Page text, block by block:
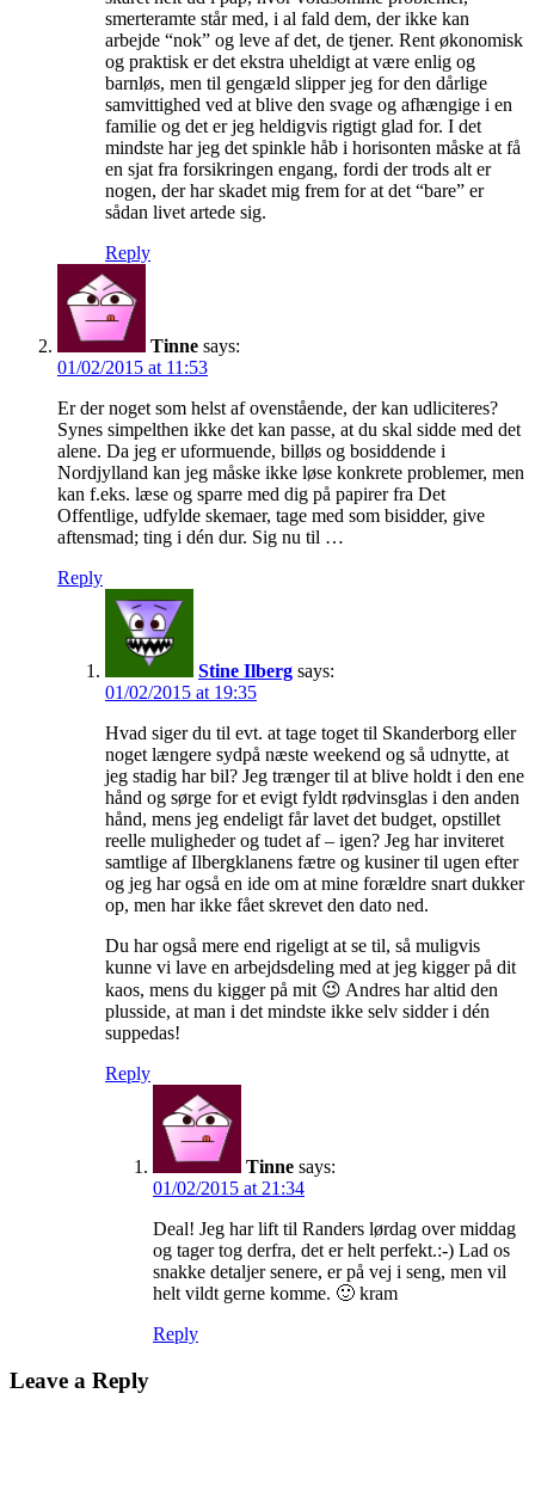
smerteramte står med, i al fald dem, der ikke kan
arbejde “nok” og leve af det, de tjener. Rent økonomisk
og praktisk er det ekstra uheldigt at være enlig og
barnløs, men til gengæld slipper jeg for den dårlige
samvittighed ved at blive den svage og afhængige i en
familie og det er jeg heldigvis rigtigt glad for. I det
mindste har jeg det spinkle håb i horisonten måske at få
en sjat fra forsikringen engang, fordi der trods alt er
nogen, der har skadet mig frem for at det “bare” er
sådan livet artede sig.
Reply
Tinne says:
01/02/2015 at 11:53
Er der noget som helst af ovenstående, der kan udliciteres?
Synes simpelthen ikke det kan passe, at du skal sidde med det
alene. Da jeg er uformuende, billøs og bosiddende i
Nordjylland kan jeg måske ikke løse konkrete problemer, men
kan f.eks. læse og sparre med dig på papirer fra Det
Offentlige, udfylde skemaer, tage med som bisidder, give
aftensmad; ting i dén dur. Sig nu til …
Reply
Stine Ilberg says:
01/02/2015 at 19:35
Hvad siger du til evt. at tage toget til Skanderborg eller
noget længere sydpå næste weekend og så udnytte, at
jeg stadig har bil? Jeg trænger til at blive holdt i den ene
hånd og sørge for et evigt fyldt rødvinsglas i den anden
hånd, mens jeg endeligt får lavet det budget, opstillet
reelle muligheder og tudet af – igen? Jeg har inviteret
samtlige af Ilbergklanens fætre og kusiner til ugen efter
og jeg har også en ide om at mine forældre snart dukker
op, men har ikke fået skrevet den dato ned.
Du har også mere end rigeligt at se til, så muligvis
kunne vi lave en arbejdsdeling med at jeg kigger på dit
kaos, mens du kigger på mit 😉 Andres har altid den
plusside, at man i det mindste ikke selv sidder i dén
suppedas!
Reply
Tinne says:
01/02/2015 at 21:34
Deal! Jeg har lift til Randers lørdag over middag
og tager tog derfra, det er helt perfekt.:-) Lad os
snakke detaljer senere, er på vej i seng, men vil
helt vildt gerne komme. 🙂 kram
Reply
Leave a Reply